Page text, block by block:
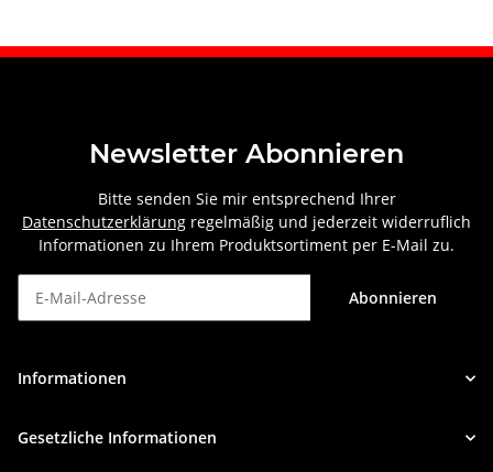
Newsletter Abonnieren
Bitte senden Sie mir entsprechend Ihrer
Datenschutzerklärung regelmäßig und jederzeit widerruflich
Informationen zu Ihrem Produktsortiment per E-Mail zu.
Abonnieren
Informationen
Gesetzliche Informationen